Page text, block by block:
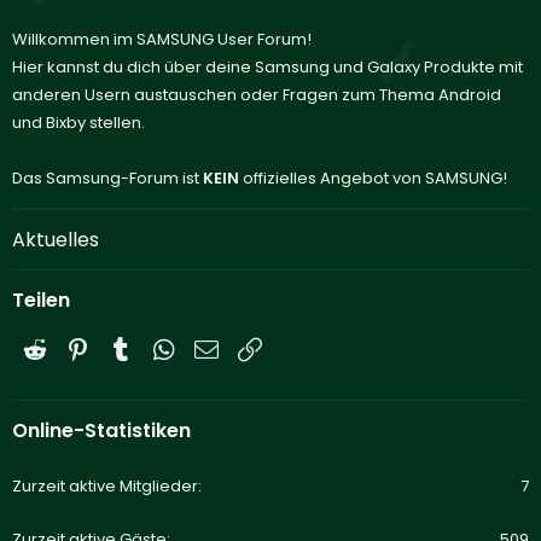
Willkommen im SAMSUNG User Forum!
Hier kannst du dich über deine Samsung und Galaxy Produkte mit
anderen Usern austauschen oder Fragen zum Thema Android
und Bixby stellen.
Das Samsung-Forum ist KEIN offizielles Angebot von SAMSUNG!
Aktuelles
Teilen
Reddit PinterestTumblrWhatsApp
E-Mail
Online-Statistiken
Zurzeit aktive Mitglieder 7